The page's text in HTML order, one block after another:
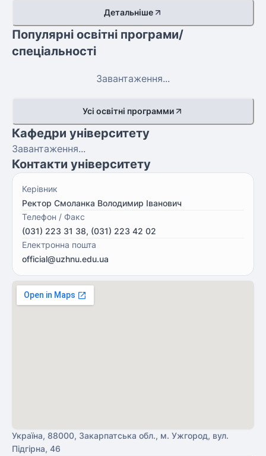
Детальніше
Популярні освітні програми/
спеціальності
Завантаження...
Усі освітні программи
Кафедри університету
Завантаження...
Контакти університету
Керівник
Ректор Смоланка Володимир Іванович
Телефон / Факс
(031) 223 31 38, (031) 223 42 02
Електронна пошта
official@uzhnu.edu.ua
Україна, 88000, Закарпатська обл., м. Ужгород, вул.
Підгірна, 46